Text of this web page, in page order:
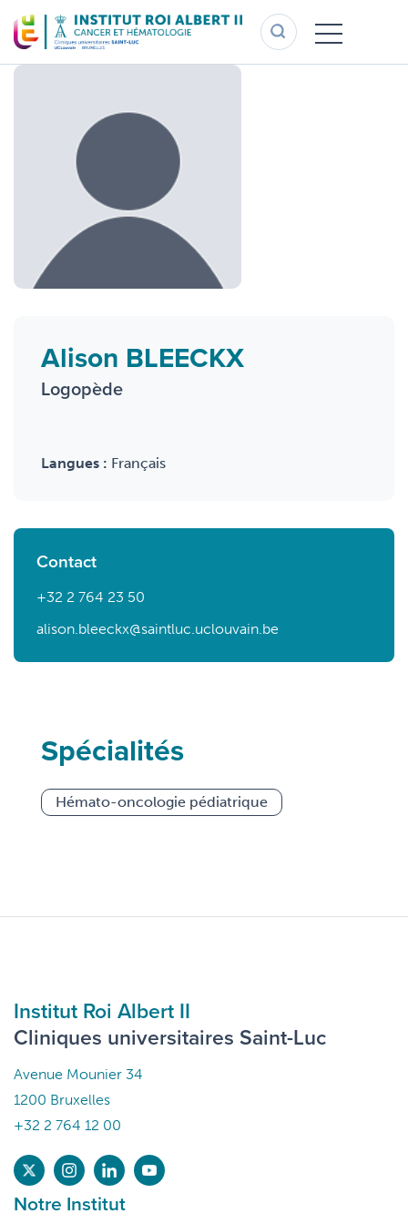
au
contenu
principal
Alison BLEECKX
Logopède
Langues : Français
Spécialités
Hémato-oncologie pédiatrique
Contact
+32 2 764 23 50
alison.bleeckx@saintluc.uclouvain.be
Institut Roi Albert II
Cliniques universitaires Saint-Luc
Avenue Mounier 34
1200 Bruxelles
+32 2 764 12 00
Notre Institut